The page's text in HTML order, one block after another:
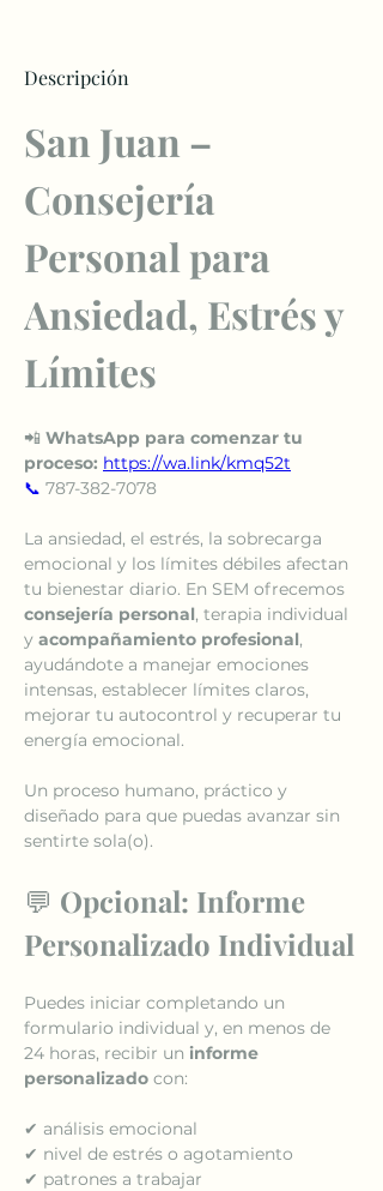
Descripción
San Juan –
Consejería
Personal para
Ansiedad, Estrés y
Límites
📲 WhatsApp para comenzar tu
proceso: https://wa.link/kmq52t
📞 787-382-7078
La ansiedad, el estrés, la sobrecarga
emocional y los límites débiles afectan
tu bienestar diario. En SEM ofrecemos
consejería personal, terapia individual
y acompañamiento profesional,
ayudándote a manejar emociones
intensas, establecer límites claros,
mejorar tu autocontrol y recuperar tu
energía emocional.
Un proceso humano, práctico y
diseñado para que puedas avanzar sin
sentirte sola(o).
💬 Opcional: Informe
Personalizado Individual
Puedes iniciar completando un
formulario individual y, en menos de
24 horas, recibir un informe
personalizado con:
✔ análisis emocional
✔ nivel de estrés o agotamiento
✔ patrones a trabajar